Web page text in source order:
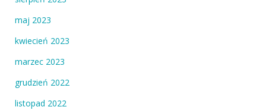
maj 2023
kwiecień 2023
marzec 2023
grudzień 2022
listopad 2022